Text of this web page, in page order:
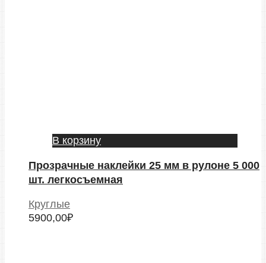
В корзину
Прозрачные наклейки 25 мм в рулоне 5 000
шт. легкосъемная
Круглые
5900,00₽